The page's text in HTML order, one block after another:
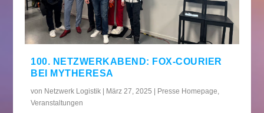
100. NETZWERKABEND: FOX-COURIER
BEI MYTHERESA
von Netzwerk Logistik | März 27, 2025 | Presse Homepage
Veranstaltungen